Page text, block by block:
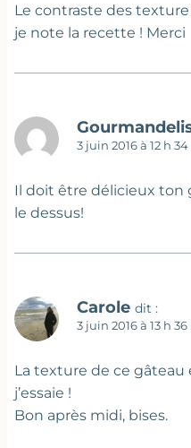
Le contraste des
je note la recette ! Merci
3 juin 2016 à 12 h
Il doit être délicieux ton
le dessus!
Carole dit :
3 juin 2016 à 13 h
La texture de ce gâteau
j’essaie !
Bon après midi, bises.